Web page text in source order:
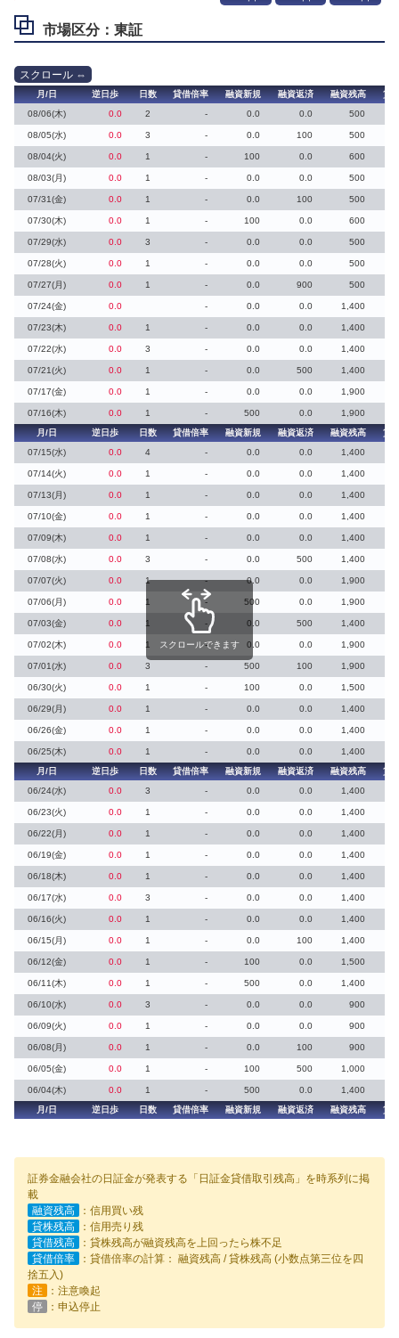
市場区分：東証
月/日 逆日歩 日数 貸借倍率 融資新規 融資返済 融資残高
貸
08/06(木)
0.0 2 - 0.0 0.0 500
08/05(水) 0.0 3 - 0.0 100 500
08/04(火) 0.0 1 - 100 0.0 600
08/03(月) 0.0 1 - 0.0 0.0 500
07/31(金) 0.0 1 - 0.0 100 500
07/30(木) 0.0 1 - 100 0.0 600
07/29(水) 0.0 3 - 0.0 0.0 500
07/28(火) 0.0 1 - 0.0 0.0 500
07/27(月) 0.0 1 - 0.0 900 500
07/24(金) 0.0 - 0.0 0.0 1,400
07/23(木) 0.0 1 - 0.0 0.0 1,400
07/22(水) 0.0 3 - 0.0 0.0 1,400
07/21(火) 0.0 1 - 0.0 500 1,400
07/17(金) 0.0 1 - 0.0 0.0 1,900
07/16(木) 0.0 1 - 500 0.0
1,900
月/日
逆日歩 日数 貸借倍率 融資新規 融資返済 融資残高
貸
07/15(水)
0.0 4 - 0.0 0.0 1,400
07/14(火) 0.0 1 - 0.0 0.0 1,400
07/13(月) 0.0 1 - 0.0 0.0 1,400
07/10(金) 0.0 1 - 0.0 0.0 1,400
07/09(木) 0.0 1 - 0.0 0.0 1,400
07/08(水) 0.0 3 - 0.0 500 1,400
07/07(火) 0.0 1 - 0.0 0.0 1,900
07/06(月) 0.0 1 - 500 0.0 1,900
07/03(金) 0.0 1 - 0.0 500 1,400
07/02(木) 0.0 1 - 0.0 0.0 1,900
07/01(水) 0.0 3 - 500 100 1,900
06/30(火) 0.0 1 - 100 0.0 1,500
06/29(月) 0.0 1 - 0.0 0.0 1,400
06/26(金) 0.0 1 - 0.0 0.0 1,400
06/25(木) 0.0 1 - 0.0 0.0
1,400
月/日
逆日歩 日数 貸借倍率 融資新規 融資返済 融資残高
貸
06/24(水)
0.0 3 - 0.0 0.0 1,400
06/23(火) 0.0 1 - 0.0 0.0 1,400
06/22(月) 0.0 1 - 0.0 0.0 1,400
06/19(金) 0.0 1 - 0.0 0.0 1,400
06/18(木) 0.0 1 - 0.0 0.0 1,400
06/17(水) 0.0 3 - 0.0 0.0 1,400
06/16(火) 0.0 1 - 0.0 0.0 1,400
06/15(月) 0.0 1 - 0.0 100 1,400
06/12(金) 0.0 1 - 100 0.0 1,500
06/11(木) 0.0 1 - 500 0.0 1,400
06/10(水) 0.0 3 - 0.0 0.0 900
06/09(火) 0.0 1 - 0.0 0.0 900
06/08(月) 0.0 1 - 0.0 100 900
06/05(金) 0.0 1 - 100 500 1,000
06/04(木) 0.0 1 - 500 0.0
1,400
月/日
逆日歩 日数 貸借倍率 融資新規 融資返済 融資残高 貸
スクロールできます
証券金融会社の日証金が発表する「日証金貸借取引残高」を時系列に掲
載
融資残高
：信用買い残
貸株残高
：信用売り残
貸借残高
：貸株残高が融資残高を上回ったら株不足
貸借倍率
：貸借倍率の計算： 融資残高 / 貸株残高 (小数点第三位を四
捨五入)
注
：注意喚起
停
：申込停止